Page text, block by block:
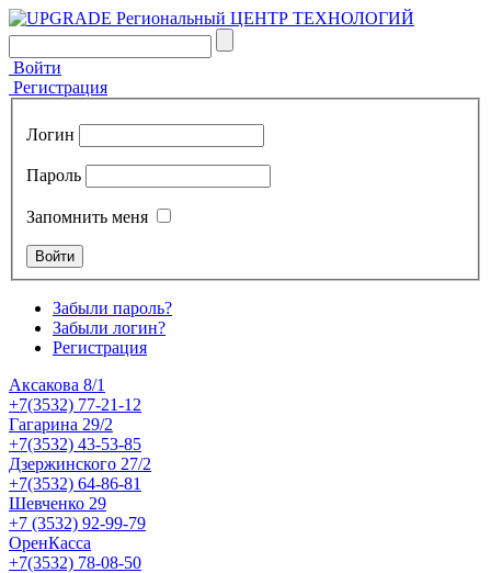
Войти
Регистрация
Логин
Пароль
Запомнить меня
Забыли пароль?
Забыли логин?
Регистрация
Аксакова 8/1
+7(3532) 77-21-12
Гагарина 29/2
+7(3532) 43-53-85
Дзержинского 27/2
+7(3532) 64-86-81
Шевченко 29
+7 (3532) 92-99-79
ОренКасса
+7(3532) 78-08-50